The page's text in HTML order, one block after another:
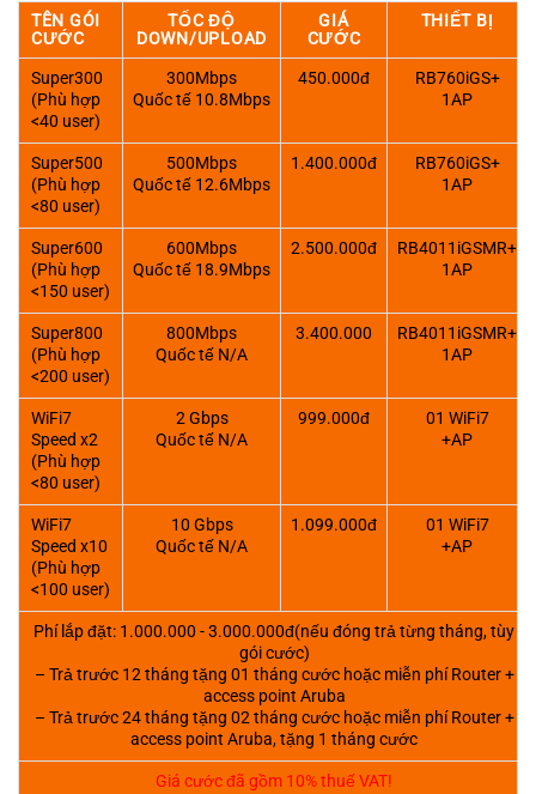
TÊN GÓI
CƯỚC
TỐC ĐỘ
DOWN/UPLOAD
GIÁ
CƯỚC
THIẾT BỊ
Super300
(Phù hợp
<40 user)
300Mbps
Quốc tế 10.8Mbps
450.000đ
RB760iGS+
1AP
Super500
(Phù hợp
<80 user)
500Mbps
Quốc tế 12.6Mbps
1.400.000đ
RB760iGS+
1AP
Super600
(Phù hợp
<150 user)
600Mbps
Quốc tế 18.9Mbps
2.500.000đ
RB4011iGSMR+
1AP
Super800
(Phù hợp
<200 user)
800Mbps
Quốc tế N/A
3.400.000
RB4011iGSMR+
1AP
WiFi7
Speed x2
(Phù hợp
<80 user)
2 Gbps
Quốc tế N/A
999.000đ
01 WiFi7
+AP
WiFi7
Speed x10
(Phù hợp
<100 user)
10 Gbps
Quốc tế N/A
1.099.000đ
01 WiFi7
+AP
Phí lắp đặt: 1.000.000 - 3.000.000đ(nếu đóng trả từng tháng, tùy
gói cước)
– Trả trước 12 tháng tặng 01 tháng cước hoặc miễn phí Router +
access point Aruba
– Trả trước 24 tháng tặng 02 tháng cước hoặc miễn phí Router +
access point Aruba, tặng 1 tháng cước
Giá cước đã gồm 10% thuế VAT!